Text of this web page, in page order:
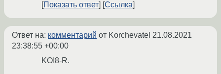
Показать ответ Ссылка
Ответ на: комментарий от Korchevatel 21.08.2021
23:38:55 +00:00
KOI8-R.